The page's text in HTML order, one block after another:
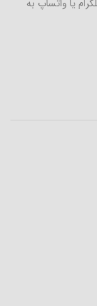
یا واتساپ به